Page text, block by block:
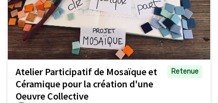
Atelier Participatif de Mosaïque et
Céramique pour la création d'une
Oeuvre Collective
Retenue